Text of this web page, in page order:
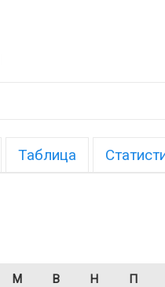
Таблица
М В Н П